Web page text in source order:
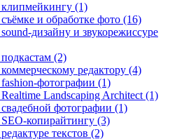
(1)
и обработке фото (16)
дизайну и звукорежиссуре
(2)
редактору (4)
фотографии (1)
Landscaping Architect (1)
фотографии (1)
копирайтингу (3)
текстов (2)